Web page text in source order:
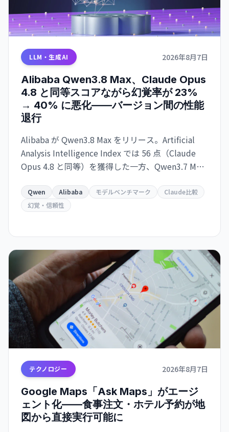
LLM・生成AI 2026年8月7日
Alibaba Qwen3.8 Max、Claude Opus
4.8 と同等スコアながら幻覚率が 23%
→ 40% に悪化——バージョン間の性能
退行
Alibaba が Qwen3.8 Max をリリース。Artificial
Analysis Intelligence Index では 56 点（Claude
Opus 4.8 と同等）を獲得した一方、Qwen3.7 Max
りのコスト効率も悪化し、実用性を疑問視する声
も。
Qwen Alibaba モデルベンチマーク
Claude比較
幻覚・信頼性
テクノロジー 2026年8月7日
Google Maps「Ask Maps」がエージ
ェント化——食事注文・ホテル予約が地
図から直接実行可能に